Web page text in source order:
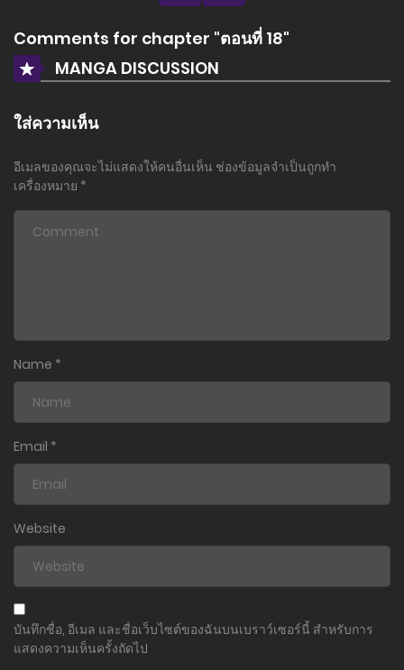
Comments for chapter "ตอนที่ 18"
MANGA DISCUSSION
ใส่ความเห็น
อีเมลของคุณจะไม่แสดงให้คนอื่นเห็น ช่องข้อมูลจำเป็นถูกทำ
เครื่องหมาย *
Name *
Email *
Website
บันทึกชื่อ, อีเมล และชื่อเว็บไซต์ของฉันบนเบราว์เซอร์นี้ สำหรับการ
แสดงความเห็นครั้งถัดไป